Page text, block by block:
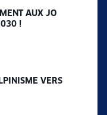
AUX JO
!
VERS